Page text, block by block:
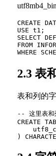
utf8mb4_bin
CREATE
USE t1;
SELECT
FROM
2.3 表
表和列的
-- 这里表和
CREATE